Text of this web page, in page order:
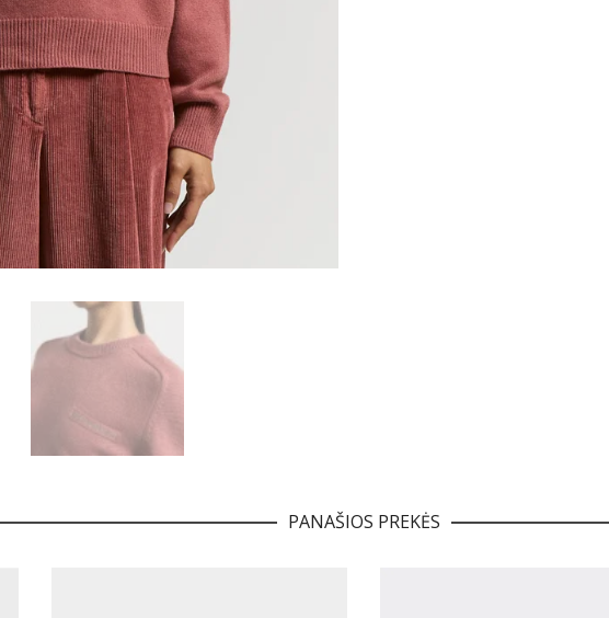
PANAŠIOS PREKĖS